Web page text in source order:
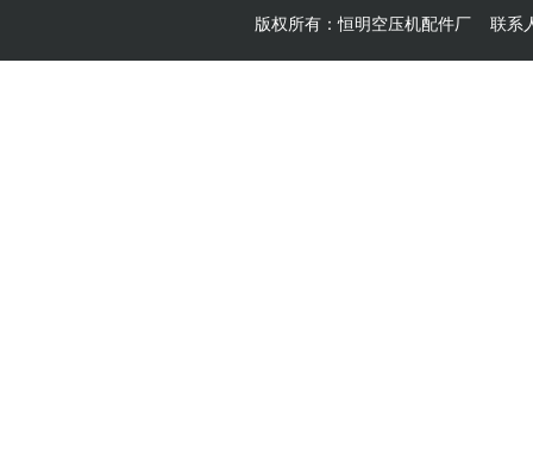
版权所有：恒明空压机配件厂 联